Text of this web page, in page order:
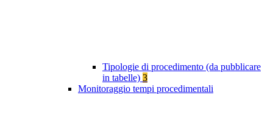
Tipologie di procedimento (da pubblicare
in tabelle) 3
Monitoraggio tempi procedimentali